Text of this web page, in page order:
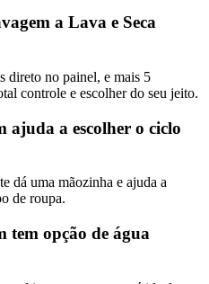
a Lava e Seca
direto no painel, e mais 5
controle e escolher do seu jeito.
ajuda a escolher o ciclo
dá uma mãozinha e ajuda a
de roupa.
tem opção de água